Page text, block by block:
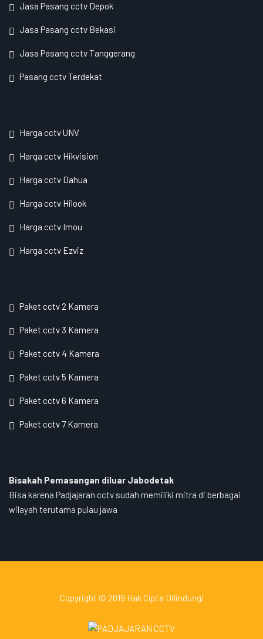
Jasa Pasang cctv Depok
Jasa Pasang cctv Bekasi
Jasa Pasang cctv Tanggerang
Pasang cctv Terdekat
Harga cctv UNV
Harga cctv Hikvision
Harga cctv Dahua
Harga cctv Hilook
Harga cctv Imou
Harga cctv Ezviz
Paket cctv 2 Kamera
Paket cctv 3 Kamera
Paket cctv 4 Kamera
Paket cctv 5 Kamera
Paket cctv 6 Kamera
Paket cctv 7 Kamera
Bisakah Pemasangan diluar Jabodetak
Bisa karena Padjajaran cctv sudah memiliki mitra di berbagai
wilayah terutama pulau jawa
Copyright © 2019 Hak Cipta Dilindungi